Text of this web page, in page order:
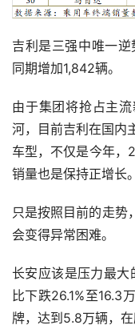
吉利是三强中唯一
同期增加1,842辆。
由于集团将抢占主
河，目前吉利在国内
车型，不仅是今年
销量也是保持正增长。
只是按照目前的走势
会变得异常困难。
长安应该是压力最
比下跌26.1%至16.3
牌，达到5.8万辆，